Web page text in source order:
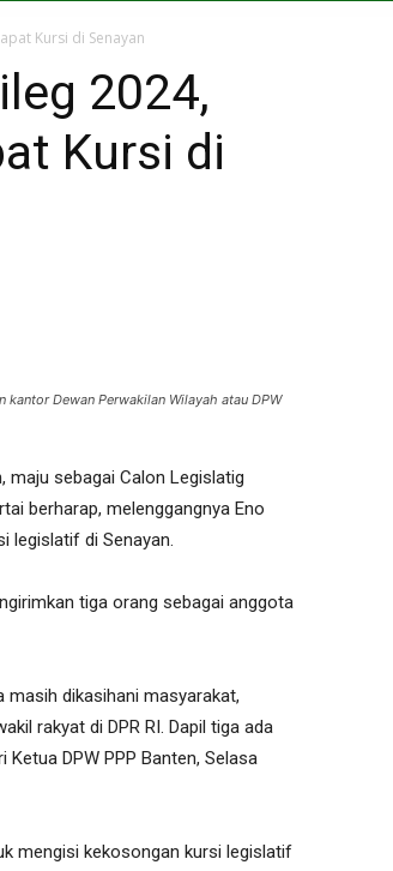
Kursi di Senayan
2024,
Kursi di
Dewan Perwakilan Wilayah atau DPW
maju sebagai Calon Legislatig
berharap, melenggangnya Eno
legislatif di Senayan.
tiga orang sebagai anggota
masih dikasihani masyarakat,
rakyat di DPR RI. Dapil tiga ada
Ketua DPW PPP Banten, Selasa
mengisi kekosongan kursi legislatif